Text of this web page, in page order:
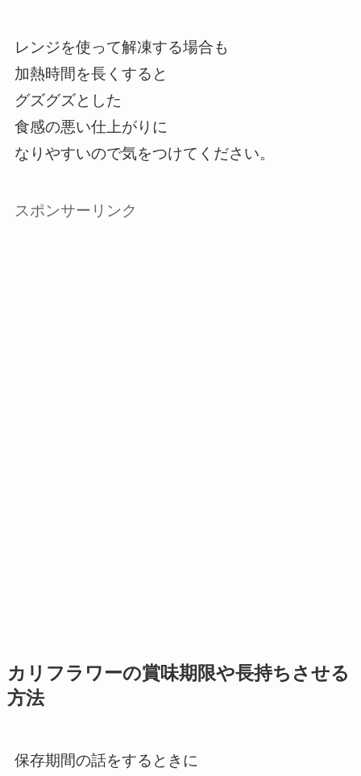
レンジを使って解凍する場合も
加熱時間を長くすると
グズグズとした
食感の悪い仕上がりに
なりやすいので気をつけてください。
スポンサーリンク
カリフラワーの賞味期限や長持ちさせる
方法
保存期間の話をするときに